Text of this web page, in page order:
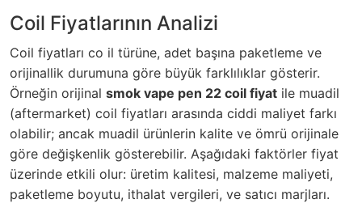
Coil Fiyatlarının Analizi
Coil fiyatları co il türüne, adet başına paketleme ve
orijinallik durumuna göre büyük farklılıklar gösterir.
Örneğin orijinal smok vape pen 22 coil fiyat ile muadil
(aftermarket) coil fiyatları arasında ciddi maliyet farkı
olabilir; ancak muadil ürünlerin kalite ve ömrü orijinale
göre değişkenlik gösterebilir. Aşağıdaki faktörler fiyat
üzerinde etkili olur: üretim kalitesi, malzeme maliyeti,
paketleme boyutu, ithalat vergileri, ve satıcı marjları.